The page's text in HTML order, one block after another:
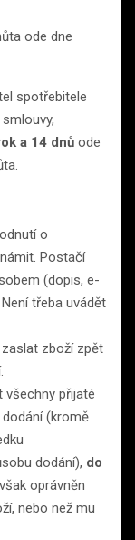
ode dne
spotřebitele
a 14 dnů ode
o
Postačí
(dopis, e-
Není třeba uvádět
zboží zpět
.
všechny přijaté
(kromě
dodání), do
oprávněn
nebo než mu